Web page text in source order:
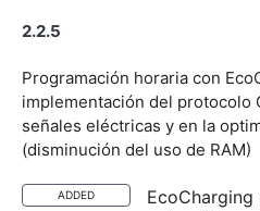
2.2.5
Programación horaria con
implementación del protocolo
señales eléctricas y en la
(disminución del uso de RAM)
ADDED